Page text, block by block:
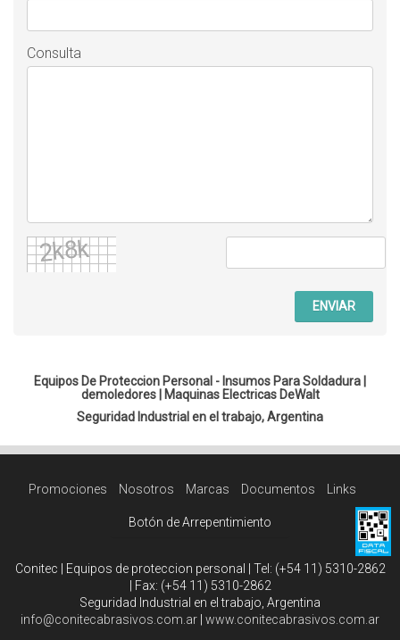
Consulta
ENVIAR
Equipos De Proteccion Personal - Insumos Para Soldadura |
demoledores|
Maquinas Electricas DeWalt
Seguridad Industrial en el trabajo, Argentina
Promociones Nosotros Marcas Documentos Links
Botón de Arrepentimiento
Conitec | Equipos de proteccion personal | Tel: (+54 11) 5310-2862
| Fax: (+54 11) 5310-2862
Seguridad Industrial en el trabajo, Argentina
info@conitecabrasivos.com.ar www.conitecabrasivos.com.ar